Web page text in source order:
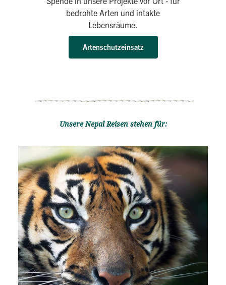
bedrohte Arten und intakte
Lebensräume.
Artenschutzeinsatz
Unsere Nepal Reisen stehen für: